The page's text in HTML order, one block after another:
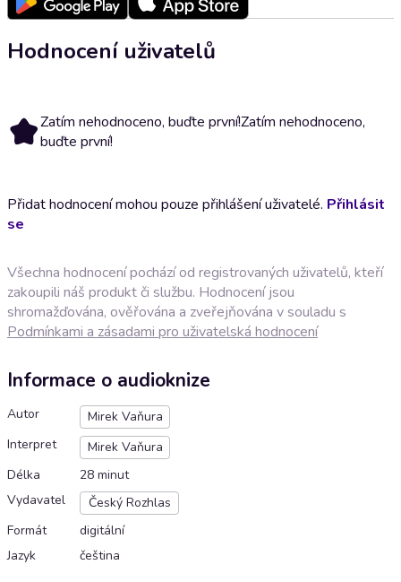
Hodnocení uživatelů
Zatím nehodnoceno, buďte první!Zatím nehodnoceno,
buďte první!
Přidat hodnocení mohou pouze přihlášení uživatelé. Přihlásit
se
Všechna hodnocení pochází od registrovaných uživatelů, kteří
zakoupili náš produkt či službu. Hodnocení jsou
shromažďována, ověřována a zveřejňována v souladu s
Podmínkami a zásadami pro uživatelská hodnocení
Informace o audioknize
Autor
Mirek Vaňura
Interpret
Mirek Vaňura
Délka
28 minut
Vydavatel
Český Rozhlas
Formát
digitální
Jazyk
čeština